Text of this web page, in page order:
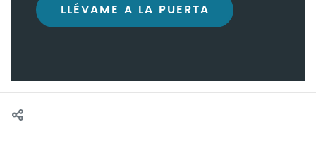
LLÉVAME A LA PUERTA